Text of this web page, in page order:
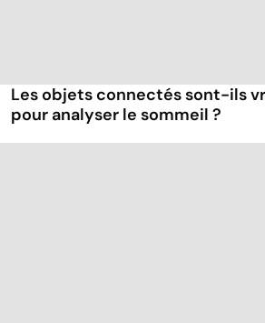
Les objets connectés sont-ils
pour analyser le sommeil ?